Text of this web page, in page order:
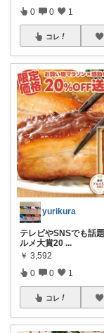
0 0 1
コレ
yurikura
テレビやSNSでも話
ルメ大賞20 ...
￥ 3,592
0 0 1
コレ